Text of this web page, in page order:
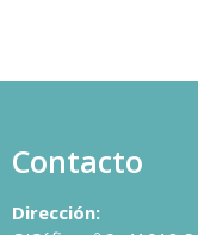
Contacto
Dirección: